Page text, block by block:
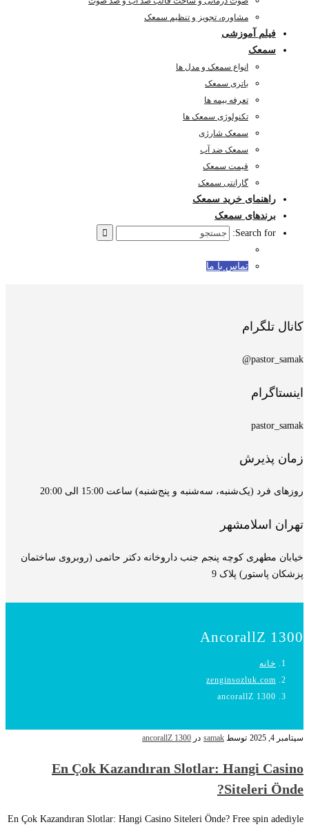
مشاوره، تجویز و تنظیم سمعک
فیلم آموزشی
سمعک
انواع سمعک و مدل ها
باتری سمعک
تعرفه بیمه ها
تکنولوژی سمعک ها
سمعک شارژی
سمعک ضد آب
قیمت سمعک
گارانتی سمعک
راهنمای خرید سمعک
برندهای سمعک
Search for:
تماس با ما
کانال تلگرام
pastor_samak@
اینستاگرام
pastor_samak
زمان پذیرش
روزهای فرد (یک‌شنبه، سه‌شنبه و پنج‌شنبه) ساعت 15:00 الی 20:00
تهران اسلامشهر
خیابان مطهری کوچه پنجم جنب داروخانه دکتر حاتمی (روبروی ساختمان
پزشکان پاستور) پلاک 9
AncorallZ 1300
خانه
zenginsozluk.com
ancorallZ 1300
سپتامبر 4, 2025 توسط samak در ancorallZ 1300
En Çok Kazandıran Slotlar: Hangi Casino
Siteleri Önde?
En Çok Kazandıran Slotlar: Hangi Casino Siteleri Önde? Free spin adediyle